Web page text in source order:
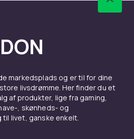
beskyttelse til fødderne.
at gå længere
med stil
har du brug for sko,
varme og tørre.Støvler og
til høje
markedsplads og er til for dine
livsdrømme. Her finder du et
af produkter, lige fra gaming,
, skønheds- og
livet, ganske enkelt.